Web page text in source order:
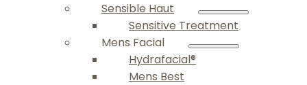
Sensible Haut
Sensitive Treatment
Mens Facial
Hydrafacial®
Mens Best